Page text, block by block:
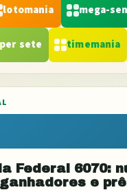
lotomania mega-
sete timemania
Federal 6070:
e